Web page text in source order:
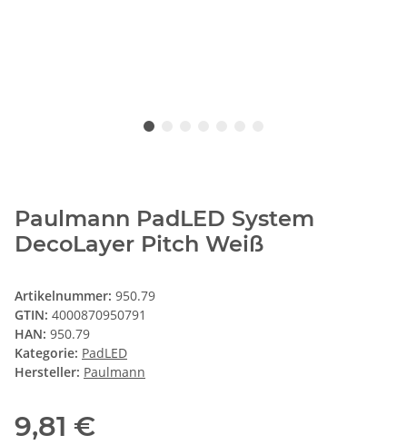
Paulmann PadLED System
DecoLayer Pitch Weiß
Artikelnummer: 950.79
GTIN: 4000870950791
HAN: 950.79
Kategorie: PadLED
Hersteller: Paulmann
9,81 €